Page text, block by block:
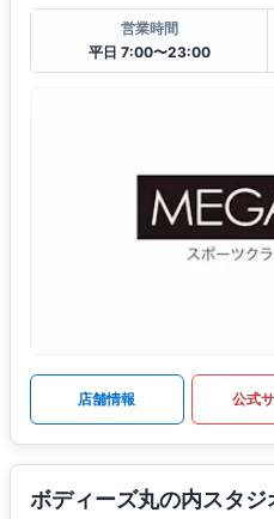
営業時間
平日 7:00〜23:00
店舗情報 公式
ボディーズ丸の内スタジ